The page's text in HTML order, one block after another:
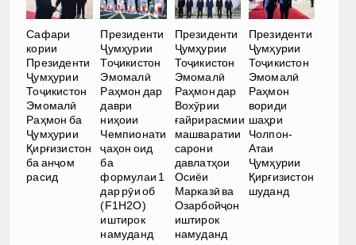
Сафари
кории
Президенти
Ҷумҳурии
Тоҷикистон
Эмомалӣ
Раҳмон ба
Ҷумҳурии
Қирғизистон
ба анҷом
расид
Президенти
Ҷумҳурии
Тоҷикистон
Эмомалӣ
Раҳмон дар
даври
ниҳоии
Чемпионати
ҷаҳон оид
ба
формулаи 1
дар рӯи об
(F1H2O)
иштирок
намуданд
Президенти
Ҷумҳурии
Тоҷикистон
Эмомалӣ
Раҳмон дар
Вохӯрии
ғайрирасмии
машваратии
сарони
давлатҳои
Осиёи
Марказӣ ва
Озарбойҷон
иштирок
намуданд
Президенти
Ҷумҳурии
Тоҷикистон
Эмомалӣ
Раҳмон
вориди
шаҳри
Чолпон-
Атаи
Ҷумҳурии
Қирғизистон
шуданд